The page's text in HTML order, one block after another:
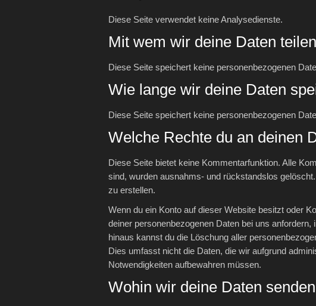
Diese Seite verwendet keine Analysedienste.
Mit wem wir deine Daten teilen
Diese Seite speichert keine personenbezogenen
Wie lange wir deine Daten
Diese Seite speichert keine personenbezogenen
Welche Rechte du an deinen
Diese Seite bietet keine Kommentarfunktion. Alle
sind, wurden ausnahms- und rückstandslos
zu erstellen.
Wenn du ein Konto auf dieser Website besitzt oder
deiner personenbezogenen Daten bei uns
hinaus kannst du die Löschung aller
Dies umfasst nicht die Daten, die wir aufgrund
Notwendigkeiten aufbewahren müssen.
Wohin wir deine Daten senden